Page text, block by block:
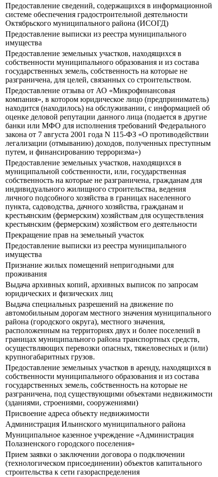
Предоставление сведений, содержащихся в информационной
системе обеспечения градостроительной деятельности
Октябрьского муниципального района (ИСОГД)
Предоставление выписки из реестра муниципального
имущества
Предоставление земельных участков, находящихся в
собственности муниципального образования и из состава
государственных земель, собственность на которые не
разграничена, для целей, связанных со строительством.
Предоставление отзыва от АО «Микрофинансовая
компания», в котором юридическое лицо (предприниматель)
находится (находилось) на обслуживании, с информацией об
оценке деловой репутации данного лица (подается в другие
банки или МФО для исполнения требований Федерального
закона от 7 августа 2001 года N 115-ФЗ «О противодействии
легализации (отмыванию) доходов, полученных преступным
путем, и финансированию терроризма»)
Предоставление земельных участков, находящихся в
муниципальной собственности, или, государственная
собственность на которые не разграничена, гражданам для
индивидуального жилищного строительства, ведения
личного подсобного хозяйства в границах населенного
пункта, садоводства, дачного хозяйства, гражданам и
крестьянским (фермерским) хозяйствам для осуществления
крестьянским (фермерским) хозяйством его деятельности
Прекращение прав на земельный участок
Предоставление выписки из реестра муниципального
имущества
Признание жилых помещений непригодными для
проживания
Выдача архивных копий, архивных выписок по запросам
юридических и физических лиц
Выдача специальных разрешений на движение по
автомобильным дорогам местного значения муниципального
района (городского округа), местного значения,
расположенным на территориях двух и более поселений в
границах муниципального района транспортных средств,
осуществляющих перевозки опасных, тяжеловесных и (или)
крупногабаритных грузов.
Предоставление земельных участков в аренду, находящихся в
собственности муниципального образования и из состава
государственных земель, собственность на которые не
разграничена, под существующими объектами недвижимости
(зданиями, строениями, сооружениями)
Присвоение адреса объекту недвижимости
Администрация Ильинского муниципального района
Муниципальное казенное учреждение «Администрация
Полазненского городского поселения»
Прием заявки о заключении договора о подключении
(технологическом присоединении) объектов капитального
строительства к сети газораспределения